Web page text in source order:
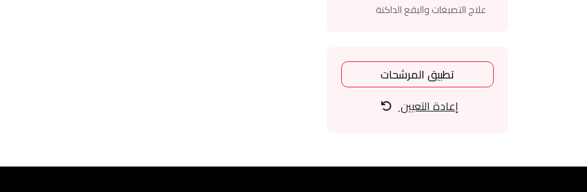
علاج التصبغات والبقع الداكنة
تطبيق المرشحات
إعادة التعيين